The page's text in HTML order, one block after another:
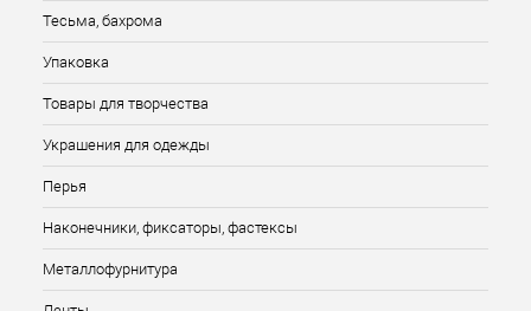
Тесьма, бахрома
Упаковка
Товары для творчества
Украшения для одежды
Перья
Наконечники, фиксаторы, фастексы
Металлофурнитура